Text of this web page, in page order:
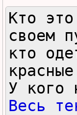
Кто
своем
кто
У кого
Весь